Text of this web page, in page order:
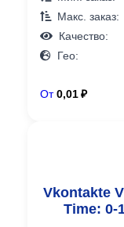
Макс. заказ:
Качество:
Гео:
От 0,01 ₽
Vkontakte
Time: 0-